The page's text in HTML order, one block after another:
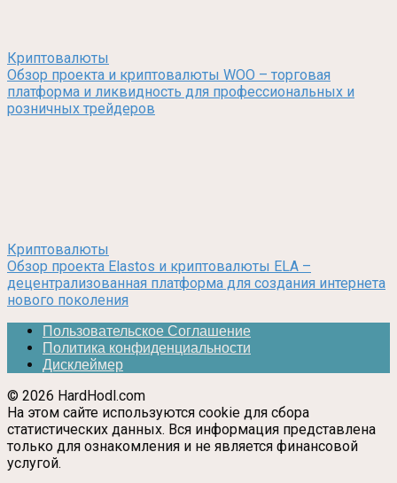
Криптовалюты
Обзор проекта и криптовалюты WOO – торговая
платформа и ликвидность для профессиональных и
розничных трейдеров
Криптовалюты
Обзор проекта Elastos и криптовалюты ELA –
децентрализованная платформа для создания интернета
нового поколения
Пользовательское Соглашение
Политика конфиденциальности
Дисклеймер
© 2026 HardHodl.com
На этом сайте используются cookie для сбора
статистических данных. Вся информация представлена
только для ознакомления и не является финансовой
услугой.